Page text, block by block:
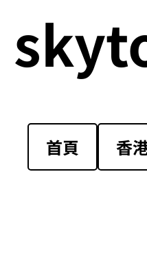
首頁 香